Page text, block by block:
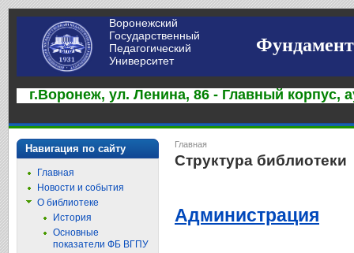
Воронежский
Государственный
Педагогический
Университет
г.Воронеж, ул. Ленина, 86 - Главный корпус,
Главная
Структура библиотеки
Администрация
Навигация по сайту
Главная
Новости и события
О библиотеке
История
Основные
показатели ФБ ВГПУ